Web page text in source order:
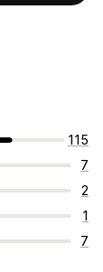
115
7
2
1
7